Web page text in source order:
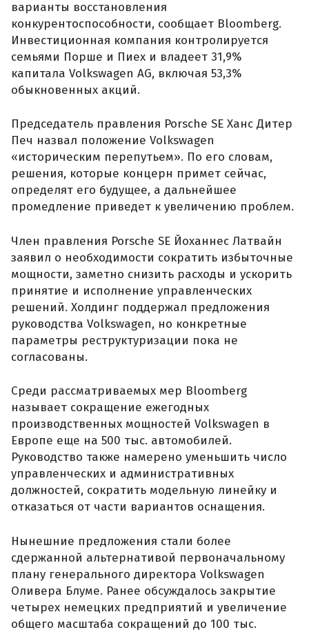
варианты восстановления
конкурентоспособности, сообщает Bloomberg.
Инвестиционная компания контролируется
семьями Порше и Пиех и владеет 31,9%
капитала Volkswagen AG, включая 53,3%
обыкновенных акций.
Председатель правления Porsche SE Ханс Дитер
Печ назвал положение Volkswagen
«историческим перепутьем». По его словам,
решения, которые концерн примет сейчас,
определят его будущее, а дальнейшее
промедление приведет к увеличению проблем.
Член правления Porsche SE Йоханнес Латвайн
заявил о необходимости сократить избыточные
мощности, заметно снизить расходы и ускорить
принятие и исполнение управленческих
решений. Холдинг поддержал предложения
руководства Volkswagen, но конкретные
параметры реструктуризации пока не
согласованы.
Среди рассматриваемых мер Bloomberg
называет сокращение ежегодных
производственных мощностей Volkswagen в
Европе еще на 500 тыс. автомобилей.
Руководство также намерено уменьшить число
управленческих и административных
должностей, сократить модельную линейку и
отказаться от части вариантов оснащения.
Нынешние предложения стали более
сдержанной альтернативой первоначальному
плану генерального директора Volkswagen
Оливера Блуме. Ранее обсуждалось закрытие
четырех немецких предприятий и увеличение
общего масштаба сокращений до 100 тыс.